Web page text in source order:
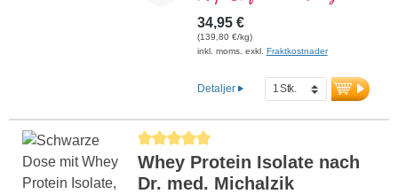
flexibelt att dosera.
mer information om D-
34,95 €
(139,80 €/kg)
inkl. moms. exkl. Fraktkostnader
Detaljer
Genomsnittligt betyg på 5 av 5 stjärnor
Whey Protein Isolate nach
Dr. med. Michalzik